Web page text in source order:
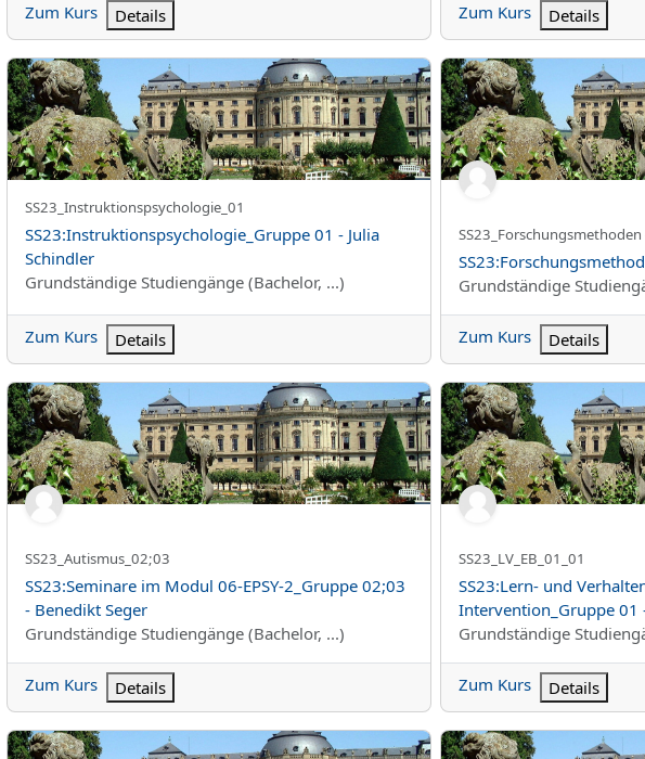
Zum Kurs Details Zum Kurs Details
SS23:Instruktionspsychologie_Gruppe 01 - Julia Schindler
Kurzer Kursname
SS23_Instruktionspsychologie_01
Kursname
SS23:Instruktionspsychologie_Gruppe 01 - Julia
Schindler
Kursbereich
Grundständige Studiengänge (Bachelor, ...)
Zum Kurs Details
Kurzer Kursname
Kursname
Kursbereich
Grundständige
Zum Kurs Details
SS23:Seminare im Modul 06-EPSY-2_Gruppe 02;03 - Benedikt Seger
Kurzer Kursname
SS23_Autismus_02;03
Kursname
SS23:Seminare im Modul 06-EPSY-2_Gruppe 02;03
- Benedikt Seger
Kursbereich
Grundständige Studiengänge (Bachelor, ...)
Zum Kurs Details
SS23:Lern- und
Kurzer Kursname
SS23_LV_EB_01_01
Kursname
SS23:Lern- und
Intervention_Gruppe 01
Kursbereich
Grundständige
Zum Kurs Details
SS23:Lern- und Verhaltensstörungen: Diagnose und Intervention_Gruppe 02 - Lenhard
SS23:SPSS-Kurs_Gruppe